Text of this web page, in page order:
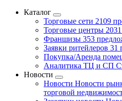
Каталог
Торговые сети 2109
Торговые центры
Франшизы 353
Заявки ритейлеров 31
Покупка/Аренда
Аналитика ТЦ и СП
Новости
Новости Новости
торговой